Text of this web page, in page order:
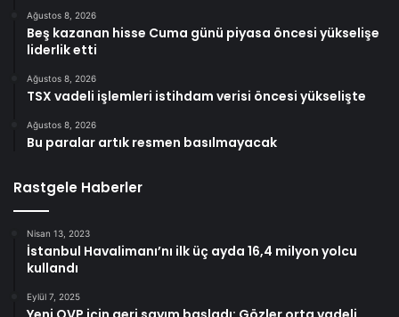
Ağustos 8, 2026
Beş kazanan hisse Cuma günü piyasa öncesi yükselişe
liderlik etti
Ağustos 8, 2026
TSX vadeli işlemleri istihdam verisi öncesi yükselişte
Ağustos 8, 2026
Bu paralar artık resmen basılmayacak
Rastgele Haberler
Nisan 13, 2023
İstanbul Havalimanı’nı ilk üç ayda 16,4 milyon yolcu
kullandı
Eylül 7, 2025